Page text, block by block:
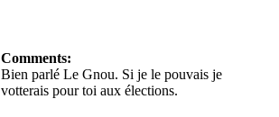
Comments:
Bien parlé Le Gnou. Si je le pouvais je
votterais pour toi aux élections.